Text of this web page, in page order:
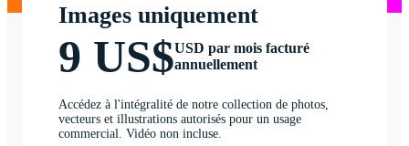
Images uniquement
9 US$USD par mois facturé
annuellement
Accédez à l'intégralité de notre collection de photos,
vecteurs et illustrations autorisés pour un usage
commercial. Vidéo non incluse.